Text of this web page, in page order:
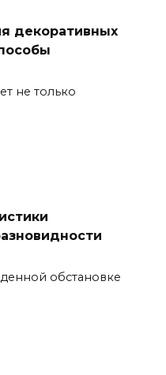
декоративных
не только
обстановке